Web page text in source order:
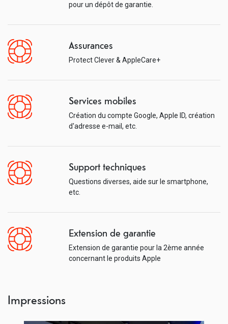
pour un dépôt de garantie.
Assurances
Protect Clever & AppleCare+
Services mobiles
Création du compte Google, Apple ID, création
d'adresse e-mail, etc.
Support techniques
Questions diverses, aide sur le smartphone,
etc.
Extension de garantie
Extension de garantie pour la 2ème année
concernant le produits Apple
Impressions